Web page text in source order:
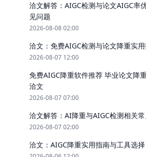
洽文解答：AIGC检测与论文AIGC率
见问题
2026-08-08 02:00
洽文：免费AIGC检测与论文降重实
2026-08-07 12:00
免费AIGC降重软件推荐 毕业论文降
洽文
2026-08-07 07:00
洽文解答：AI降重与AIGC检测相关
2026-08-07 02:00
洽文：AIGC降重实用指南与工具选择